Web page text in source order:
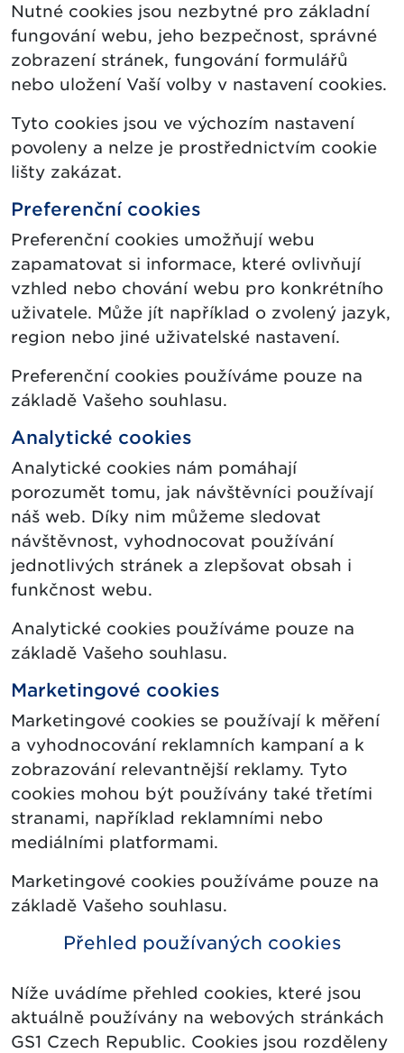
Nutné cookies jsou nezbytné pro základní
fungování webu, jeho bezpečnost, správné
zobrazení stránek, fungování formulářů
nebo uložení Vaší volby v nastavení cookies.
Tyto cookies jsou ve výchozím nastavení
povoleny a nelze je prostřednictvím cookie
lišty zakázat.
Preferenční cookies
Preferenční cookies umožňují webu
zapamatovat si informace, které ovlivňují
vzhled nebo chování webu pro konkrétního
uživatele. Může jít například o zvolený jazyk,
region nebo jiné uživatelské nastavení.
Preferenční cookies používáme pouze na
základě Vašeho souhlasu.
Analytické cookies
Analytické cookies nám pomáhají
porozumět tomu, jak návštěvníci používají
náš web. Díky nim můžeme sledovat
návštěvnost, vyhodnocovat používání
jednotlivých stránek a zlepšovat obsah i
funkčnost webu.
Analytické cookies používáme pouze na
základě Vašeho souhlasu.
Marketingové cookies
Marketingové cookies se používají k měření
a vyhodnocování reklamních kampaní a k
zobrazování relevantnější reklamy. Tyto
cookies mohou být používány také třetími
stranami, například reklamními nebo
mediálními platformami.
Marketingové cookies používáme pouze na
základě Vašeho souhlasu.
Přehled používaných cookies
Níže uvádíme přehled cookies, které jsou
aktuálně používány na webových stránkách
GS1 Czech Republic. Cookies jsou rozděleny